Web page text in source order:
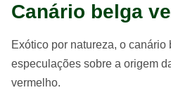
Canário belga
Exótico por natureza, o
especulações sobre a origem
vermelho.